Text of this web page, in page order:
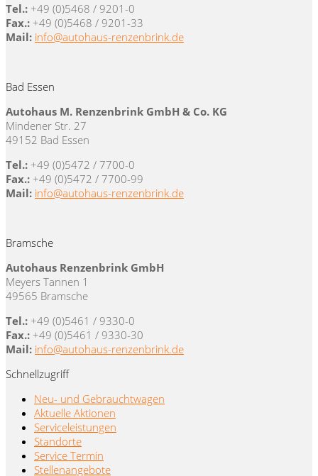
Tel.: +49 (0)5468 / 9201-0
Fax.: +49 (0)5468 / 9201-33
Mail: info@autohaus-renzenbrink.de
Bad Essen
Autohaus M. Renzenbrink GmbH & Co. KG
Mindener Str. 27
49152 Bad Essen
Tel.: +49 (0)5472 / 7700-0
Fax.: +49 (0)5472 / 7700-99
Mail: info@autohaus-renzenbrink.de
Bramsche
Autohaus Renzenbrink GmbH
Meyers Tannen 1
49565 Bramsche
Tel.: +49 (0)5461 / 9330-0
Fax.: +49 (0)5461 / 9330-30
Mail: info@autohaus-renzenbrink.de
Schnellzugriff
Neu- und Gebrauchtwagen
Aktuelle Aktionen
Serviceleistungen
Standorte
Service Termin
Stellenangebote